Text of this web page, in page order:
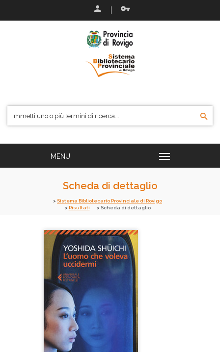
Scheda di dettaglio
Sistema Bibliotecario Provinciale di Rovigo
Risultati
Scheda di dettaglio